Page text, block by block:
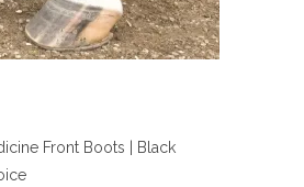
Front Boots | Black